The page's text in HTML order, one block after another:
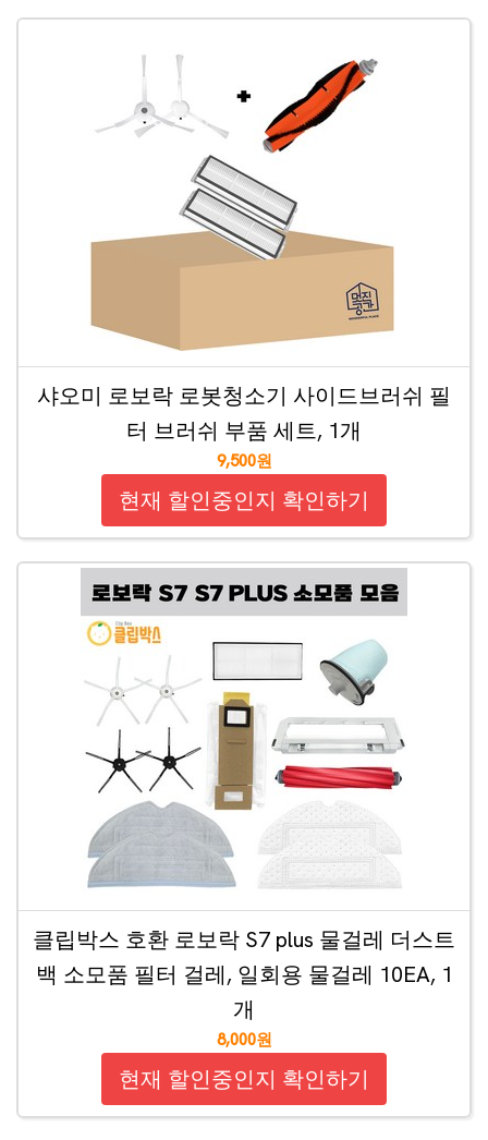
샤오미 로보락 로봇청소기 사이드브러쉬 필
터 브러쉬 부품 세트, 1개
9,500원
현재 할인중인지 확인하기
클립박스 호환 로보락 S7 plus 물걸레 더스트
백 소모품 필터 걸레, 일회용 물걸레 10EA, 1
개
8,000원
현재 할인중인지 확인하기